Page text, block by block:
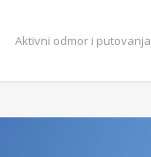
Aktivni odmor i putovanja